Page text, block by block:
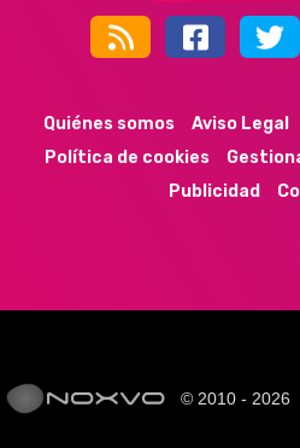
Quiénes somos Aviso Legal
Política de cookies
Publicidad
© 2010 - 2026